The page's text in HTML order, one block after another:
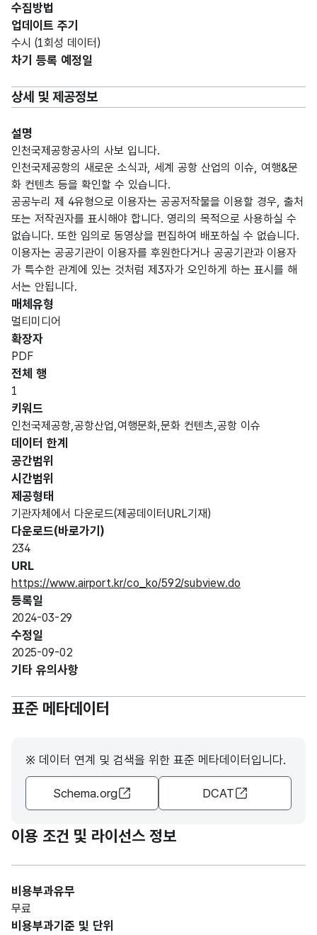
수집방법
업데이트 주기
수시 (1회성 데이터)
차기 등록 예정일
상세 및 제공정보
설명
인천국제공항공사의 사보 입니다.
인천국제공항의 새로운 소식과, 세계 공항 산업의 이슈, 여행&문
화 컨텐츠 등을 확인할 수 있습니다.
공공누리 제 4유형으로 이용자는 공공저작물을 이용할 경우, 출처
또는 저작권자를 표시해야 합니다. 영리의 목적으로 사용하실 수
없습니다. 또한 임의로 동영상을 편집하여 배포하실 수 없습니다.
이용자는 공공기관이 이용자를 후원한다거나 공공기관과 이용자
가 특수한 관계에 있는 것처럼 제3자가 오인하게 하는 표시를 해
서는 안됩니다.
매체유형
멀티미디어
확장자
PDF
전체 행
1
키워드
인천국제공항,공항산업,여행문화,문화 컨텐츠,공항 이슈
데이터 한계
공간범위
시간범위
제공형태
기관자체에서 다운로드(제공데이터URL기재)
다운로드(바로가기)
234
URL
https://www.airport.kr/co_ko/592/subview.do
등록일
2024-03-29
수정일
2025-09-02
기타 유의사항
표준 메타데이터
※ 데이터 연계 및 검색을 위한 표준 메타데이터입니다.
Schema.org DCAT
이용 조건 및 라이선스 정보
비용부과유무
무료
비용부과기준 및 단위